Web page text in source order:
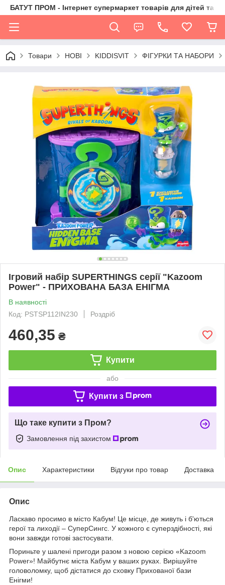
БАТУТ ПРОМ - Інтернет супермаркет товарів для дітей та їх
Товари НОВІ KIDDISVIT ФІГУРКИ ТА НАБОРИ
Ігровий набір SUPERTHINGS серії "Kazoom
Power" - ПРИХОВАНА БАЗА ЕНІГМА
В наявності
Код: PSTSP112IN230
Роздріб
460,35 ₴
Купити
або
Купити з
Що таке купити з Пром?
Замовлення під захистом
Опис Характеристики Відгуки про товар Доставка
Опис
Ласкаво просимо в місто Кабум! Це місце, де живуть і б'ються
герої та лиходії – СуперСингс. У кожного є суперздібності, які
вони завжди готові застосувати.
Пориньте у шалені пригоди разом з новою серією «Kazoom
Power»! Майбутнє міста Кабум у ваших руках. Вирішуйте
головоломку, щоб дістатися до сховку Прихованої бази
Енігми!